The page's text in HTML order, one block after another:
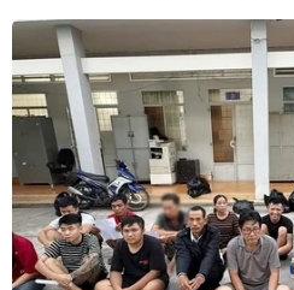
Ngoại giao khoa học
giao được trao sứ